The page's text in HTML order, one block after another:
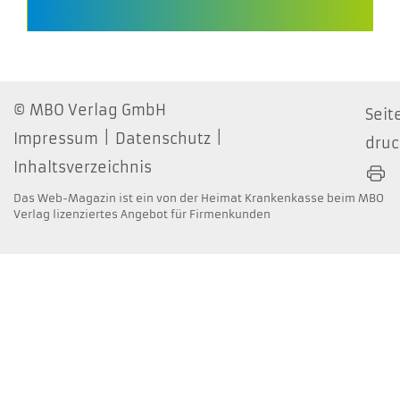
MBO Verlag GmbH
Impressum
Datenschutz
Inhaltsverzeichnis
Das Web-Magazin ist ein von der Heimat Krankenkasse beim MBO
Verlag lizenziertes Angebot für Firmenkunden